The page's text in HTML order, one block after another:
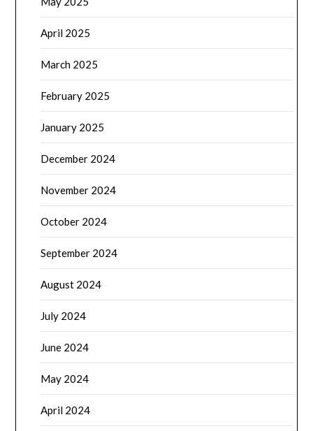
April 2025
March 2025
February 2025
January 2025
December 2024
November 2024
October 2024
September 2024
August 2024
July 2024
June 2024
May 2024
April 2024